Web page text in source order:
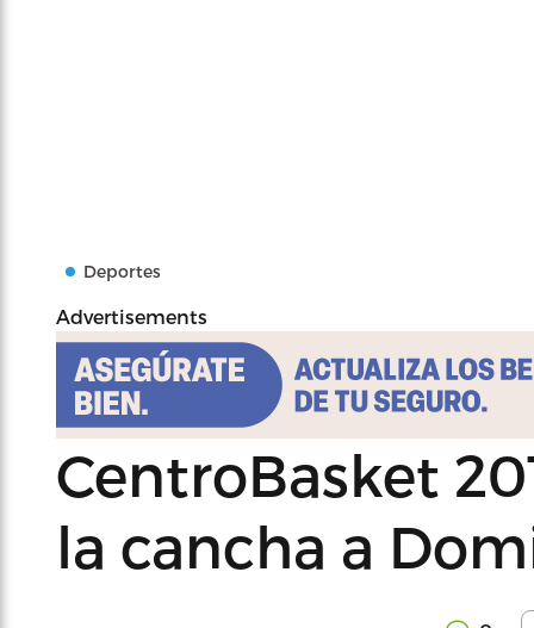
Deportes
Advertisements
CentroBasket
la cancha a